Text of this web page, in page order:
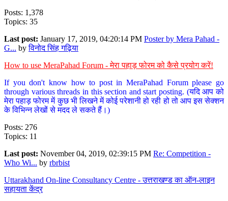
Posts: 1,378
Topics: 35
Last post: January 17, 2019, 04:20:14 PM Poster by Mera Pahad -
G... byविनोद सिंह गढ़िया
How to use MeraPahad Forum - मेरा पहाड़ फोरम को कैसे प्रयोग करें!
If you don't know how to post in MeraPahad Forum please go
through various threads in this section and start posting. (यदि आप को
मेरा पहाड़ फोरम में कुछ भी लिखने में कोई परेशानी हो रही हो तो आप इस सेक्शन
के विभिन्न लेखों से मदद ले सकते हैं।)
Posts: 276
Topics: 11
Last post: November 04, 2019, 02:39:15 PM Re: Competition -
Who Wi... by rbrbist
Uttarakhand On-line Consultancy Centre - उत्तराखण्ड का ऑन-लाइन
सहायता केंद्र